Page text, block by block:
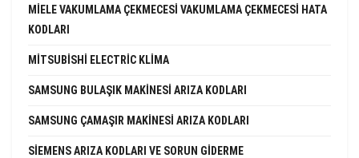
MIELE VAKUMLAMA ÇEKMECESI VAKUMLAMA ÇEKMECESI HATA
KODLARI
MITSUBISHI ELECTRIC KLIMA
SAMSUNG BULAŞIK MAKINESI ARIZA KODLARI
SAMSUNG ÇAMAŞIR MAKINESI ARIZA KODLARI
SIEMENS ARIZA KODLARI VE SORUN GIDERME